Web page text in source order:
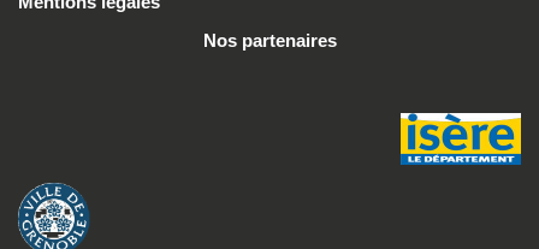
Nos partenaires